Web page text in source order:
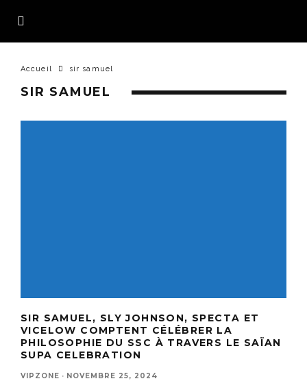
Accueil sir samuel
SIR SAMUEL
SIR SAMUEL, SLY JOHNSON, SPECTA ET
VICELOW COMPTENT CÉLÉBRER LA
PHILOSOPHIE DU SSC À TRAVERS LE SAÏAN
SUPA CELEBRATION
VIPZONE · NOVEMBRE 25, 2024